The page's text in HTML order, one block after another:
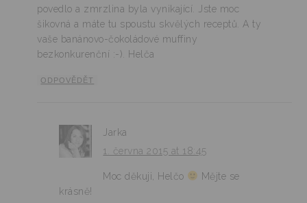
povedlo a zmrzlina byla vynikající. Jste moc
šikovná a máte tu spoustu skvělých receptů. A ty
vaše banánovo-čokoládové muffiny
bezkonkurenční :-). Helča
ODPOVĚDĚT
Jarka
1. června 2015 at 18:45
Moc děkuji, Helčo
Mějte se
krásně!